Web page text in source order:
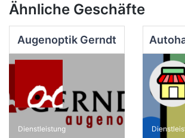
Ähnliche Geschäfte
Augenoptik Gerndt
Dienstleistung